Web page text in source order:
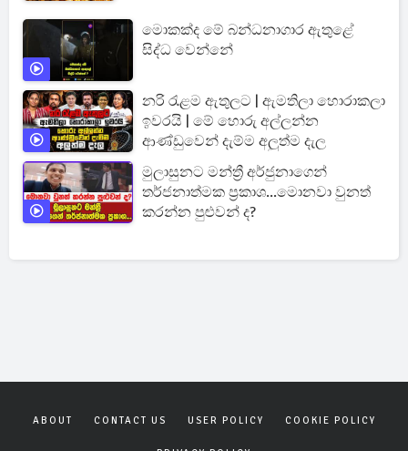
මොකක්ද මේ බන්ධනාගාර ඇතුළේ
සිද්ධ වෙන්නේ
නරි රැළම ඇතුලට | ඇමතිලා හොරාකලා
ඉවරයි | මේ හොරු අල්ලන්න
ආණ්ඩුවෙන් දැම්ම අලුත්ම දැල
මුලාසුනට මන්ත්‍රී අර්ජුනාගෙන්
තර්ජනාත්මක ප්‍රකාශ...මොනවා වුනත්
කරන්න පුළුවන් ද?
ABOUT CONTACT US USER POLICY COOKIE POLICY